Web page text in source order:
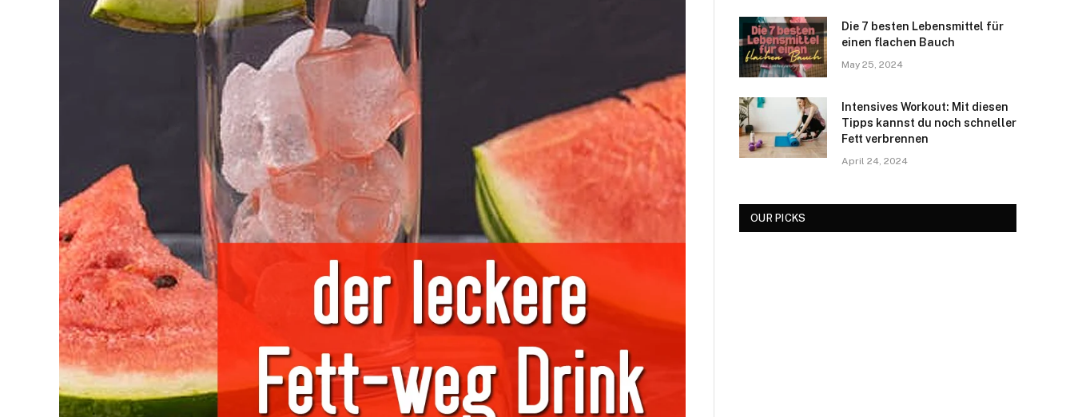
Die 7 besten Lebensmittel für
einen flachen Bauch
May 25, 2024
Intensives Workout: Mit diesen
Tipps kannst du noch schneller
Fett verbrennen
April 24, 2024
OUR PICKS